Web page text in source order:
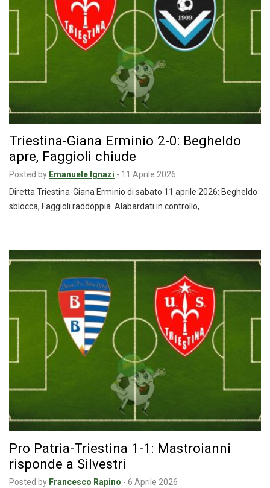
Triestina-Giana Erminio 2-0: Begheldo
apre, Faggioli chiude
Posted by Emanuele Ignazi - 11 Aprile 2026
Diretta Triestina-Giana Erminio di sabato 11 aprile 2026: Begheldo
sblocca, Faggioli raddoppia. Alabardati in controllo,…
Pro Patria-Triestina 1-1: Mastroianni
risponde a Silvestri
Posted by Francesco Rapino - 6 Aprile 2026